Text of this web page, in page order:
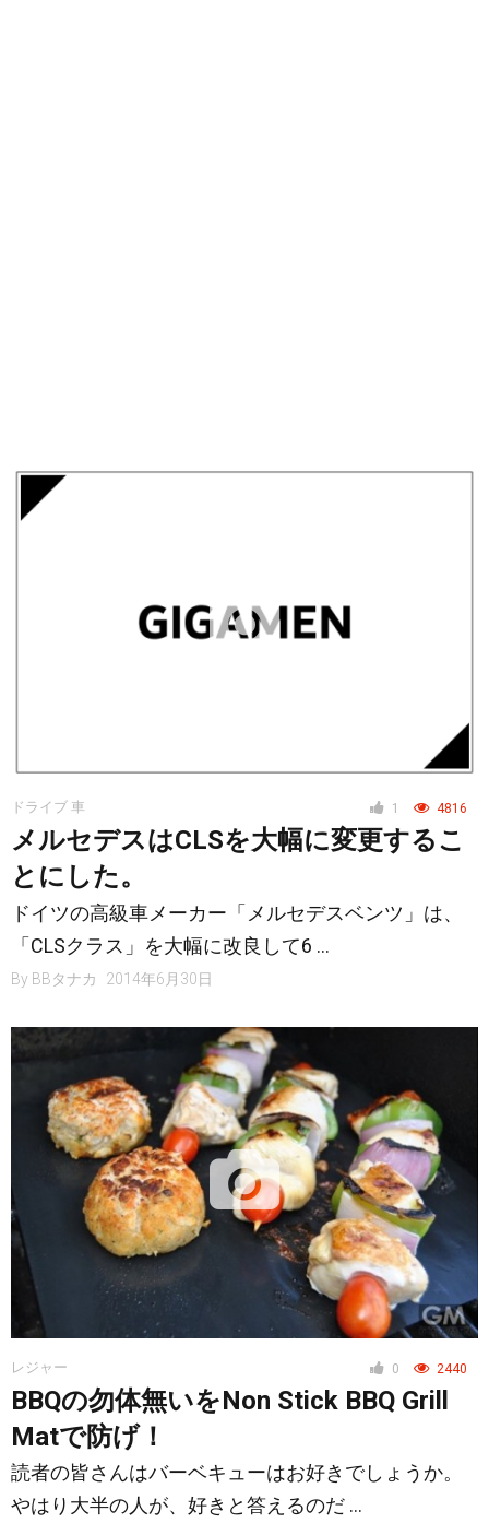
1 4816
ドライブ 車
メルセデスはCLSを大幅に変更するこ
とにした。
ドイツの高級車メーカー「メルセデスベンツ」は、
「CLSクラス」を大幅に改良して6 …
By BBタナカ 2014年6月30日
0 2440
レジャー
BBQの勿体無いをNon Stick BBQ Grill
Matで防げ！
読者の皆さんはバーベキューはお好きでしょうか。
やはり大半の人が、好きと答えるのだ …